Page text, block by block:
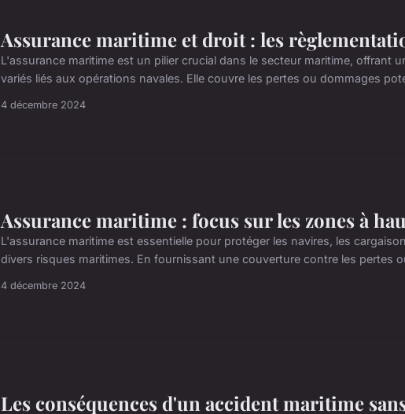
Assurance maritime et droit : les
L'assurance maritime est un pilier crucial dans le secteur maritime, offrant
variés liés aux opérations navales. Elle couvre les pertes ou dommages
4 décembre 2024
Assurance maritime : focus sur les zones à
L'assurance maritime est essentielle pour protéger les navires, les
divers risques maritimes. En fournissant une couverture contre les pertes
4 décembre 2024
Les conséquences d'un accident maritime